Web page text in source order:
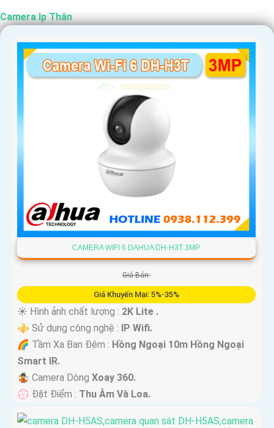
Camera Ip Thân
CAMERA WIFI 6 DAHUA DH-H3T 3MP
Giá Bán:
Giá Khuyến Mại: 5%-35%
☀️ Hình ảnh chất lượng : 2K Lite .
⚜️ Sử dụng công nghệ : IP Wifi.
🌈 Tầm Xa Ban Đêm : Hồng Ngoại 10m Hồng Ngoại
Smart IR.
🤹 Camera Dòng Xoay 360.
️💮 Đặt Điểm : Thu Âm Và Loa.